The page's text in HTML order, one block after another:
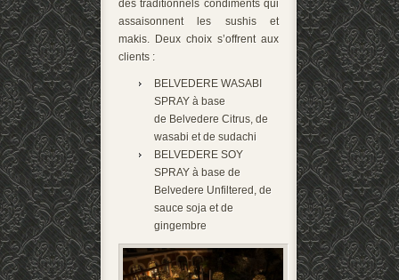
des traditionnels condiments qui
assaisonnent les sushis et
makis. Deux choix s’offrent aux
clients :
BELVEDERE WASABI
SPRAY à base
de Belvedere Citrus, de
wasabi et de sudachi
BELVEDERE SOY
SPRAY à base de
Belvedere Unfiltered, de
sauce soja et de
gingembre